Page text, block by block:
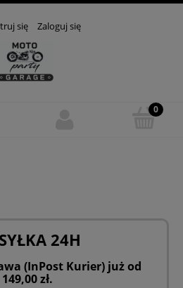
się Zaloguj się
24H
(InPost Kurier) już od
149,00 zł.